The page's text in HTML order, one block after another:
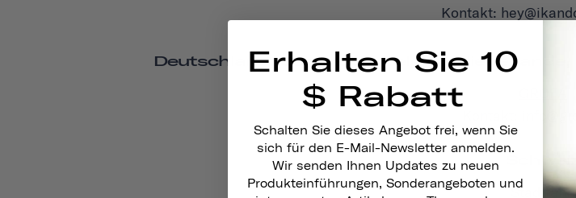
Kontakt:
Deutschland, Österreich, Belgien,
Kontakt:
Stadtfahrt
Erhalten Sie 10
$ Rabatt
Schalten Sie dieses Angebot frei, wenn Sie
sich für den E-Mail-Newsletter anmelden.
Wir senden Ihnen Updates zu neuen
Produkteinführungen, Sonderangeboten und